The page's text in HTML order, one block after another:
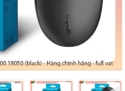
Có dây
Đặc điểm
Thiết kế
Chuột có